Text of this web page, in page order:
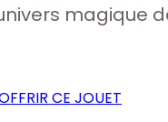
magique
CE JOUET